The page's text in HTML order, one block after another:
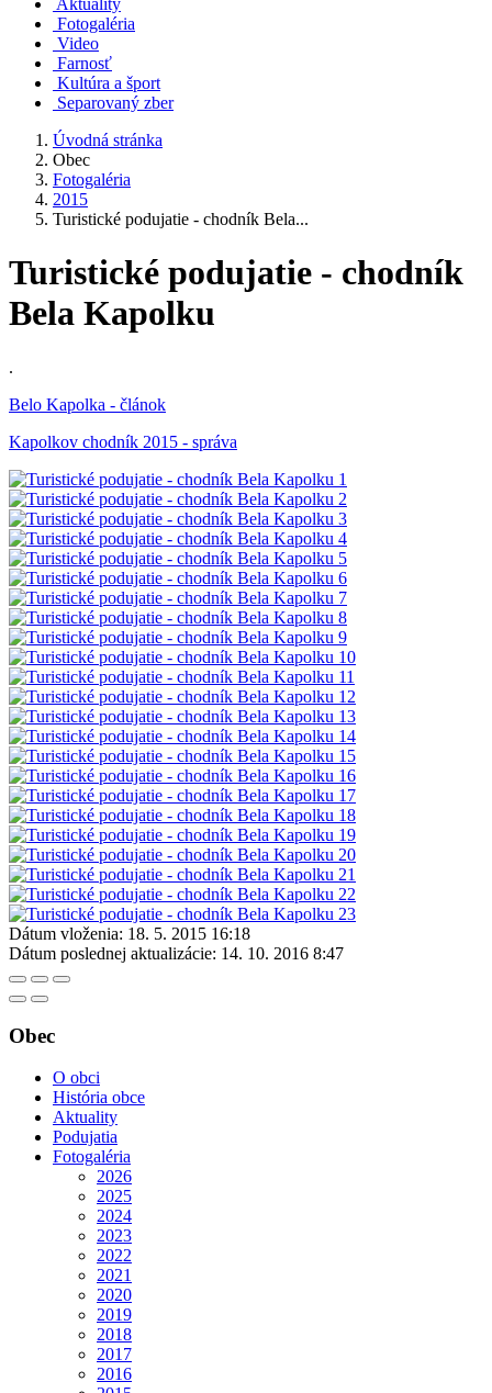
Aktuality
Fotogaléria
Video
Farnosť
Kultúra a šport
Separovaný zber
Úvodná stránka
Obec
Fotogaléria
2015
Turistické podujatie - chodník Bela...
Turistické podujatie - chodník
Bela Kapolku
.
Belo Kapolka - článok
Kapolkov chodník 2015 - správa
Dátum vloženia: 18. 5. 2015 16:18
Dátum poslednej aktualizácie: 14. 10. 2016 8:47
Obec
O obci
História obce
Aktuality
Podujatia
Fotogaléria
2026
2025
2024
2023
2022
2021
2020
2019
2018
2017
2016